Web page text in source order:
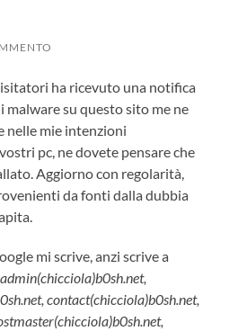
ha ricevuto una notifica
malware su questo sito me ne
nelle mie intenzioni
pc, ne dovete pensare che
Aggiorno con regolarità,
da fonti dalla dubbia
mi scrive, anzi scrive a
contact(chicciola)b0sh.net,